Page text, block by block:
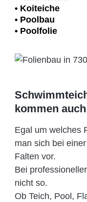
• Koiteiche
• Poolbau
• Poolfolie
kommen
Egal um welches
man sich bei
Falten vor.
Bei
nicht so.
Ob Teich, Pool,